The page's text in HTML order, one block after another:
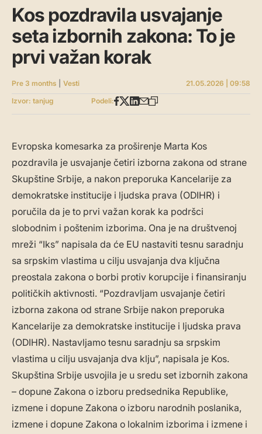
Kos pozdravila usvajanje
seta izbornih zakona: To je
prvi važan korak
Pre 3 months Vesti
21.05.2026 | 09:58
Izvor: tanjug
Podeli:
Evropska komesarka za proširenje Marta Kos
pozdravila je usvajanje četiri izborna zakona od strane
Skupštine Srbije, a nakon preporuka Kancelarije za
demokratske institucije i ljudska prava (ODIHR) i
poručila da je to prvi važan korak ka podršci
slobodnim i poštenim izborima. Ona je na društvenoj
mreži “Iks” napisala da će EU nastaviti tesnu saradnju
sa srpskim vlastima u cilju usvajanja dva ključna
preostala zakona o borbi protiv korupcije i finansiranju
političkih aktivnosti. “Pozdravljam usvajanje četiri
izborna zakona od strane Srbije nakon preporuka
Kancelarije za demokratske institucije i ljudska prava
(ODIHR). Nastavljamo tesnu saradnju sa srpskim
vlastima u cilju usvajanja dva klju”, napisala je Kos.
Skupština Srbije usvojila je u sredu set izbornih zakona
– dopune Zakona o izboru predsednika Republike,
izmene i dopune Zakona o izboru narodnih poslanika,
izmene i dopune Zakona o lokalnim izborima i izmene i